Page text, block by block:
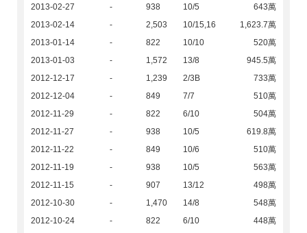
2013-02-27
- 938 10/5
643萬
2013-02-14
- 2,503 10/15,16
1,623.7萬
2013-01-14
- 822 10/10
520萬
2013-01-03
- 1,572 13/8
945.5萬
2012-12-17
- 1,239 2/3B
733萬
2012-12-04
- 849 7/7
510萬
2012-11-29
- 822 6/10
504萬
2012-11-27
- 938 10/5
619.8萬
2012-11-22
- 849 10/6
510萬
2012-11-19
- 938 10/5
563萬
2012-11-15
- 907 13/12
498萬
2012-10-30
- 1,470 14/8
548萬
2012-10-24
- 822 6/10
448萬